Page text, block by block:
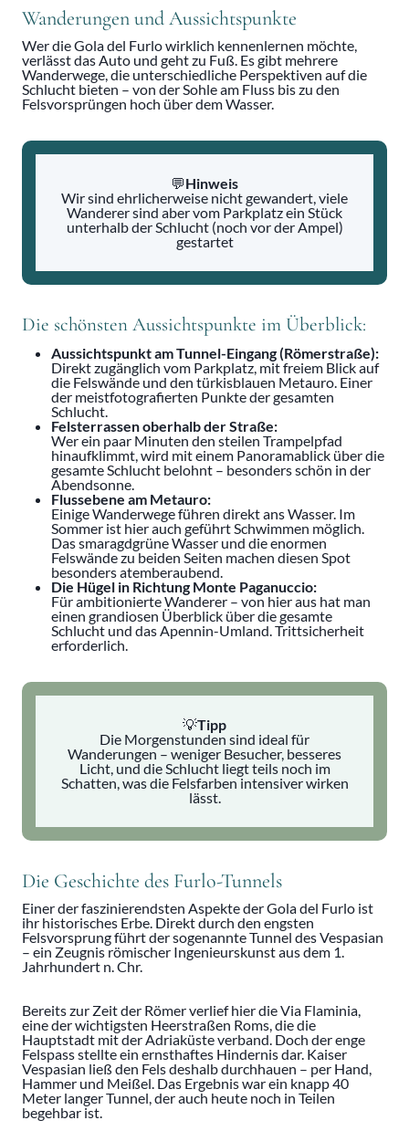
Wanderungen und Aussichtspunkte
Wer die Gola del Furlo wirklich kennenlernen möchte,
verlässt das Auto und geht zu Fuß. Es gibt mehrere
Wanderwege, die unterschiedliche Perspektiven auf die
Schlucht bieten – von der Sohle am Fluss bis zu den
Felsvorsprüngen hoch über dem Wasser.
💬Hinweis
Wir sind ehrlicherweise nicht gewandert, viele
Wanderer sind aber vom Parkplatz ein Stück
unterhalb der Schlucht (noch vor der Ampel)
gestartet
Die schönsten Aussichtspunkte im Überblick:
Aussichtspunkt am Tunnel-Eingang (Römerstraße):
Direkt zugänglich vom Parkplatz, mit freiem Blick auf
die Felswände und den türkisblauen Metauro. Einer
der meistfotografierten Punkte der gesamten
Schlucht.
Felsterrassen oberhalb der Straße:
Wer ein paar Minuten den steilen Trampelpfad
hinaufklimmt, wird mit einem Panoramablick über die
gesamte Schlucht belohnt – besonders schön in der
Abendsonne.
Flussebene am Metauro:
Einige Wanderwege führen direkt ans Wasser. Im
Sommer ist hier auch geführt Schwimmen möglich.
Das smaragdgrüne Wasser und die enormen
Felswände zu beiden Seiten machen diesen Spot
besonders atemberaubend.
Die Hügel in Richtung Monte Paganuccio:
Für ambitionierte Wanderer – von hier aus hat man
einen grandiosen Überblick über die gesamte
Schlucht und das Apennin-Umland. Trittsicherheit
erforderlich.
💡Tipp
Die Morgenstunden sind ideal für
Wanderungen – weniger Besucher, besseres
Licht, und die Schlucht liegt teils noch im
Schatten, was die Felsfarben intensiver wirken
lässt.
Die Geschichte des Furlo-Tunnels
Einer der faszinierendsten Aspekte der Gola del Furlo ist
ihr historisches Erbe. Direkt durch den engsten
Felsvorsprung führt der sogenannte Tunnel des Vespasian
– ein Zeugnis römischer Ingenieurskunst aus dem 1.
Jahrhundert n. Chr.
Bereits zur Zeit der Römer verlief hier die Via Flaminia,
eine der wichtigsten Heerstraßen Roms, die die
Hauptstadt mit der Adriaküste verband. Doch der enge
Felspass stellte ein ernsthaftes Hindernis dar. Kaiser
Vespasian ließ den Fels deshalb durchhauen – per Hand,
Hammer und Meißel. Das Ergebnis war ein knapp 40
Meter langer Tunnel, der auch heute noch in Teilen
begehbar ist.